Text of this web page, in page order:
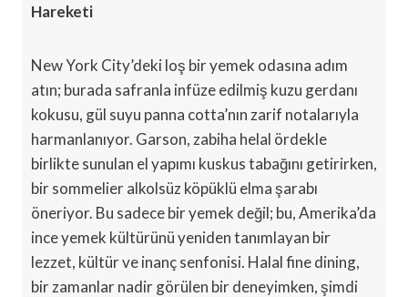
Hareketi
New York City’deki loş bir yemek odasına adım
atın; burada safranla infüze edilmiş kuzu gerdanı
kokusu, gül suyu panna cotta’nın zarif notalarıyla
harmanlanıyor. Garson, zabiha helal ördekle
birlikte sunulan el yapımı kuskus tabağını getirirken,
bir sommelier alkolsüz köpüklü elma şarabı
öneriyor. Bu sadece bir yemek değil; bu, Amerika’da
ince yemek kültürünü yeniden tanımlayan bir
lezzet, kültür ve inanç senfonisi. Halal fine dining,
bir zamanlar nadir görülen bir deneyimken, şimdi